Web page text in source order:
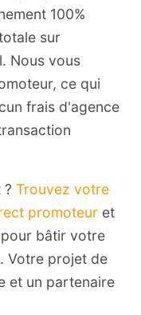
100%
sur
Nous vous
ce qui
frais d'agence
? Trouvez votre
promoteur et
bâtir votre
Votre projet de
et un partenaire